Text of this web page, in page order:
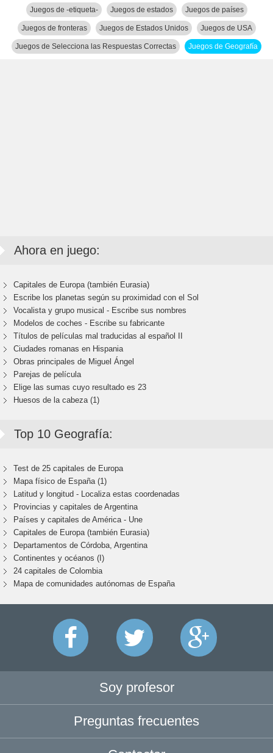
Juegos de -etiqueta- Juegos de estados Juegos de países
Juegos de fronteras Juegos de Estados Unidos Juegos de USA
Juegos de Selecciona las Respuestas Correctas Juegos de Geografía
Ahora en juego:
Capitales de Europa (también Eurasia)
Escribe los planetas según su proximidad con el Sol
Vocalista y grupo musical - Escribe sus nombres
Modelos de coches - Escribe su fabricante
Títulos de películas mal traducidas al español II
Ciudades romanas en Hispania
Obras principales de Miguel Ángel
Parejas de película
Elige las sumas cuyo resultado es 23
Huesos de la cabeza (1)
Top 10 Geografía:
Test de 25 capitales de Europa
Mapa físico de España (1)
Latitud y longitud - Localiza estas coordenadas
Provincias y capitales de Argentina
Países y capitales de América - Une
Capitales de Europa (también Eurasia)
Departamentos de Córdoba, Argentina
Continentes y océanos (I)
24 capitales de Colombia
Mapa de comunidades autónomas de España
Soy profesor
Preguntas frecuentes